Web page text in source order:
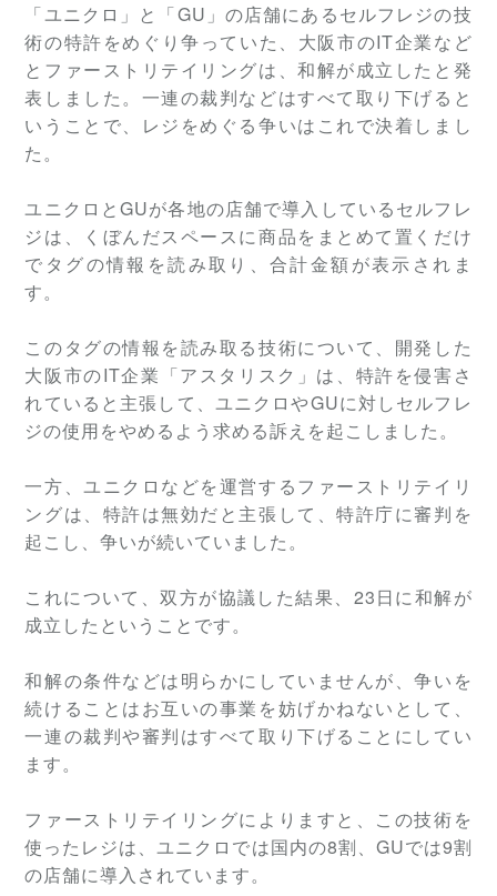
「ユニクロ」と「GU」の店舗にあるセルフレジの技
術の特許をめぐり争っていた、大阪市のIT企業など
とファーストリテイリングは、和解が成立したと発
表しました。一連の裁判などはすべて取り下げると
いうことで、レジをめぐる争いはこれで決着しまし
た。
ユニクロとGUが各地の店舗で導入しているセルフレ
ジは、くぼんだスペースに商品をまとめて置くだけ
でタグの情報を読み取り、合計金額が表示されま
す。
このタグの情報を読み取る技術について、開発した
大阪市のIT企業「アスタリスク」は、特許を侵害さ
れていると主張して、ユニクロやGUに対しセルフレ
ジの使用をやめるよう求める訴えを起こしました。
一方、ユニクロなどを運営するファーストリテイリ
ングは、特許は無効だと主張して、特許庁に審判を
起こし、争いが続いていました。
これについて、双方が協議した結果、23日に和解が
成立したということです。
和解の条件などは明らかにしていませんが、争いを
続けることはお互いの事業を妨げかねないとして、
一連の裁判や審判はすべて取り下げることにしてい
ます。
ファーストリテイリングによりますと、この技術を
使ったレジは、ユニクロでは国内の8割、GUでは9割
の店舗に導入されています。